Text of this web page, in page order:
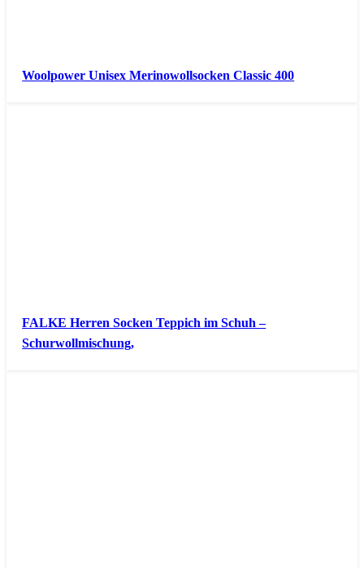
Woolpower Unisex Merinowollsocken Classic 400
FALKE Herren Socken Teppich im Schuh –
Schurwollmischung,